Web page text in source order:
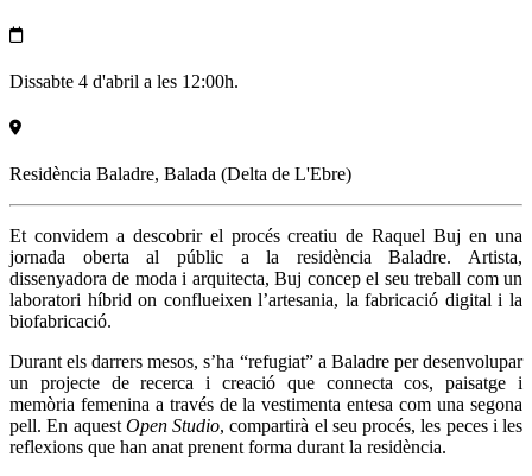
Dissabte 4 d'abril a les 12:00h.
Residència Baladre, Balada (Delta de L'Ebre)
Et convidem a descobrir el procés creatiu de Raquel Buj en una
jornada oberta al públic a la residència Baladre. Artista,
dissenyadora de moda i arquitecta, Buj concep el seu treball com un
laboratori híbrid on conflueixen l’artesania, la fabricació digital i la
biofabricació.
Durant els darrers mesos, s’ha “refugiat” a Baladre per desenvolupar
un projecte de recerca i creació que connecta cos, paisatge i
memòria femenina a través de la vestimenta entesa com una segona
pell. En aquestOpen Studio, compartirà el seu procés, les peces i les
reflexions que han anat prenent forma durant la residència.